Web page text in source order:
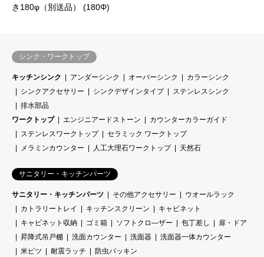
き180φ（別送品） (180Φ)
シンク・ワークトップ
キッチンシンク アンダーシンク オーバーシンク
カラーシンク
シンクアクセサリー
シンクデザインタイプ
ステンレスシンク
排水部品
ワークトップ
エンジニアードストーン
カウンターカラーガイド
ステンレスワークトップ
セラミック ワークトップ
メラミンカウンター
人工大理石ワークトップ 天然石
サニタリー・キッチンパーツ
サニタリー・キッチンパーツ その他アクセサリー
ウオールラック
カトラリートレイ
キッチンスクリーン
キャビネット
キャビネット収納
ゴミ箱 ソフトクロ―ザー 包丁差し
扉・ドア
昇降式吊戸棚
洗面カウンター 洗面器
洗面器一体カウンター
米ビツ
耐震ラッチ 防虫パッキン